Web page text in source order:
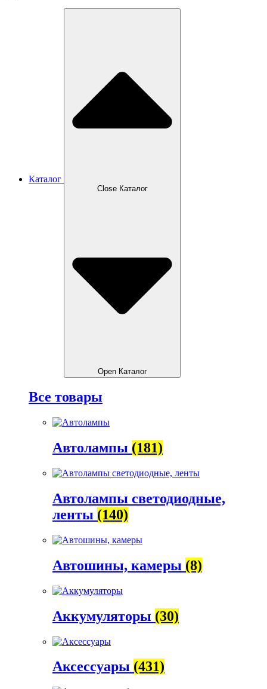
Каталог
Close Каталог
Open Каталог
Все товары
Автолампы (181)
Автолампы светодиодные,
ленты (140)
Автошины, камеры (8)
Аккумуляторы (30)
Аксессуары (431)